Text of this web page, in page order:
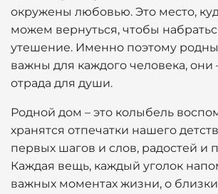
окружены любовью. Это место,
можем вернуться, чтобы
утешение. Именно поэтому
важны для каждого человека, они
отрада для души.
Родной дом – это колыбель
хранятся отпечатки нашего
первых шагов и слов, радостей и
Каждая вещь, каждый уголок
важных моментах жизни, о